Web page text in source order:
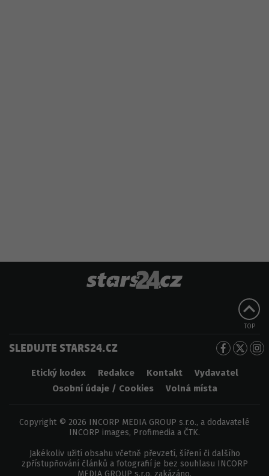
TOP
SLEDUJTE STARS24.CZ
Etický kodex Redakce Kontakt
Vydavatel
Osobní údaje / Cookies
Volná místa
Copyright © 2026 INCORP MEDIA GROUP s.r.o., a dodavatelé
INCORP images, Profimedia a ČTK.
Jakékoliv užití obsahu včetně převzetí, šíření či dalšího
zpřístupňování článků a fotografií je bez souhlasu INCORP
MEDIA GROUP s.r.o. zakázáno.